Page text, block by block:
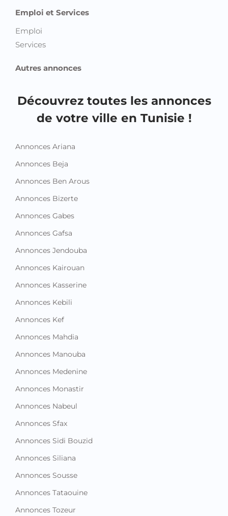
Emploi et Services
Emploi
Services
Autres annonces
Découvrez toutes les annonces
de votre ville en Tunisie !
Annonces Ariana
Annonces Beja
Annonces Ben Arous
Annonces Bizerte
Annonces Gabes
Annonces Gafsa
Annonces Jendouba
Annonces Kairouan
Annonces Kasserine
Annonces Kebili
Annonces Kef
Annonces Mahdia
Annonces Manouba
Annonces Medenine
Annonces Monastir
Annonces Nabeul
Annonces Sfax
Annonces Sidi Bouzid
Annonces Siliana
Annonces Sousse
Annonces Tataouine
Annonces Tozeur